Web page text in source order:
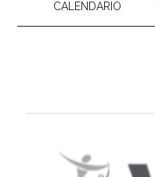
CALENDARIO